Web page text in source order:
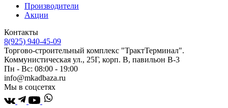
Производители
Акции
Контакты
8(925) 940-45-09
Торгово-строительный комплекс "ТрактТерминал".
Коммунистическая ул., 25Г, корп. В, павильон В-3
Пн - Вс: 08:00 - 19:00
info@mkadbaza.ru
Мы в соцсетях